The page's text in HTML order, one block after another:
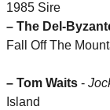
1985 Sire
– The Del-
Fall Off The
– Tom Waits -
Island